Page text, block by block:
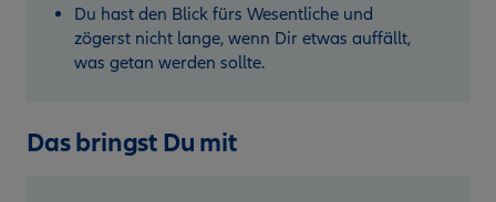
Du hast den Blick fürs Wesentliche und
zögerst nicht lange, wenn Dir etwas auffällt,
was getan werden sollte.
Das bringst Du mit